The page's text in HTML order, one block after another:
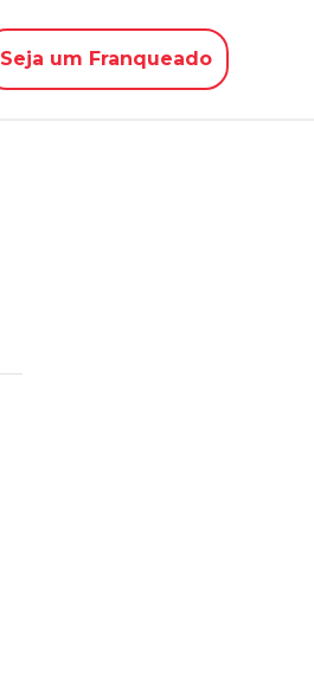
Seja um Franqueado